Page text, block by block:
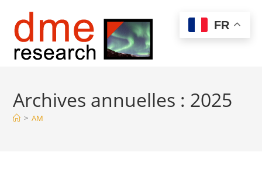
content
Menu
Archives annuelles : 2025
> AM
FR